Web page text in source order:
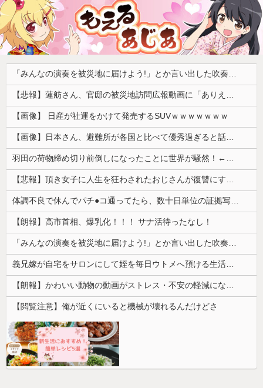
「みんなの演奏を被災地に届けよう!」とか言い出した吹奏楽部の顧問、だが泊まる場所やご飯は現地のお寺とかホテルとか……
【悲報】蓮舫さん、官邸の被災地訪問広報動画に「ありえない！作成費用は、あなたの税金です！」と猛批判 → ネットからは巨大ブーメランを指摘する声 ｗｗｗｗｗｗｗ
【画像】 日産が社運をかけて発売するSUVｗｗｗｗｗｗｗ
【画像】日本さん、避難所が各国と比べて優秀過ぎると話題に
羽田の荷物締め切り前倒しになったことに世界が騒然！←「日本のサービス劣化の兆候！」（海外の反応）
【悲報】頂き女子に人生を狂わされたおじさんが復讐にすべてを捧げるヱロゲが発売ｗｗｗｗｗ
体調不良で休んでパチ●コ通ってたら、数十日単位の証拠写真撮られて会社クビになった
【朗報】高市首相、爆乳化！！！ サナ活待ったなし！
「みんなの演奏を被災地に届けよう!」とか言い出した吹奏楽部の顧問、だが泊まる場所やご飯は現地のお寺とかホテルとか……
義兄嫁が自宅をサロンにして姪を毎日ウトメへ預ける生活に。数年後、そのツケが一気に回ってきて…
【朗報】かわいい動物の動画がストレス・不安の軽減になる可能性。英大学の研究で実証
【閲覧注意】俺が近くにいると機械が壊れるんだけどさ